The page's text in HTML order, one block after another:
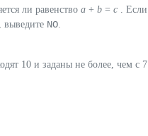
ли равенство a + b = c . Если
выведите NO.
10 и заданы не более, чем с 7